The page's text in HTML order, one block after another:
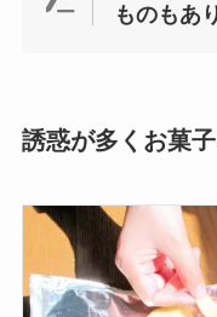
ものもあ
誘惑が多くお菓